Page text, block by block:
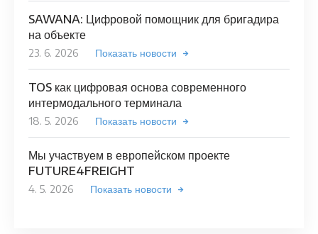
SAWANA: Цифровой помощник для бригадира
на объекте
23. 6. 2026 Показать новости
TOS как цифровая основа современного
интермодального терминала
18. 5. 2026 Показать новости
Мы участвуем в европейском проекте
FUTURE4FREIGHT
4. 5. 2026 Показать новости